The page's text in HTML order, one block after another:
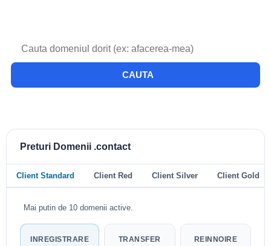
CAUTA
Preturi Domenii .contact
Client Standard Client Red Client Silver Client Gold
Mai putin de 10 domenii active.
INREGISTRARE TRANSFER REINNOIRE